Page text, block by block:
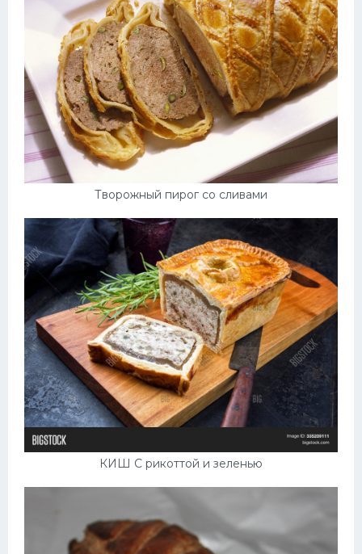
Творожный пирог со сливами
КИШ С рикоттой и зеленью